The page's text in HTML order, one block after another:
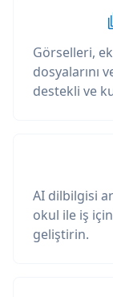
Görselleri,
dosyalarını
destekli ve
AI dilbilgisi
okul ile iş
geliştirin.